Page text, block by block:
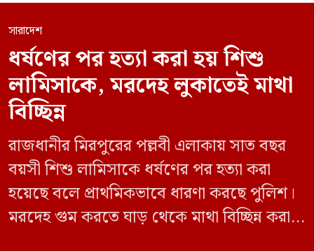
সারাদেশ
ধর্ষণের পর হত্যা করা হয় শিশু
লামিসাকে, মরদেহ লুকাতেই মাথা
বিচ্ছিন্ন
রাজধানীর মিরপুরের পল্লবী এলাকায় সাত বছর
বয়সী শিশু লামিসাকে ধর্ষণের পর হত্যা করা
হয়েছে বলে প্রাথমিকভাবে ধারণা করছে পুলিশ।
মরদেহ গুম করতে ঘাড় থেকে মাথা বিচ্ছিন্ন করা